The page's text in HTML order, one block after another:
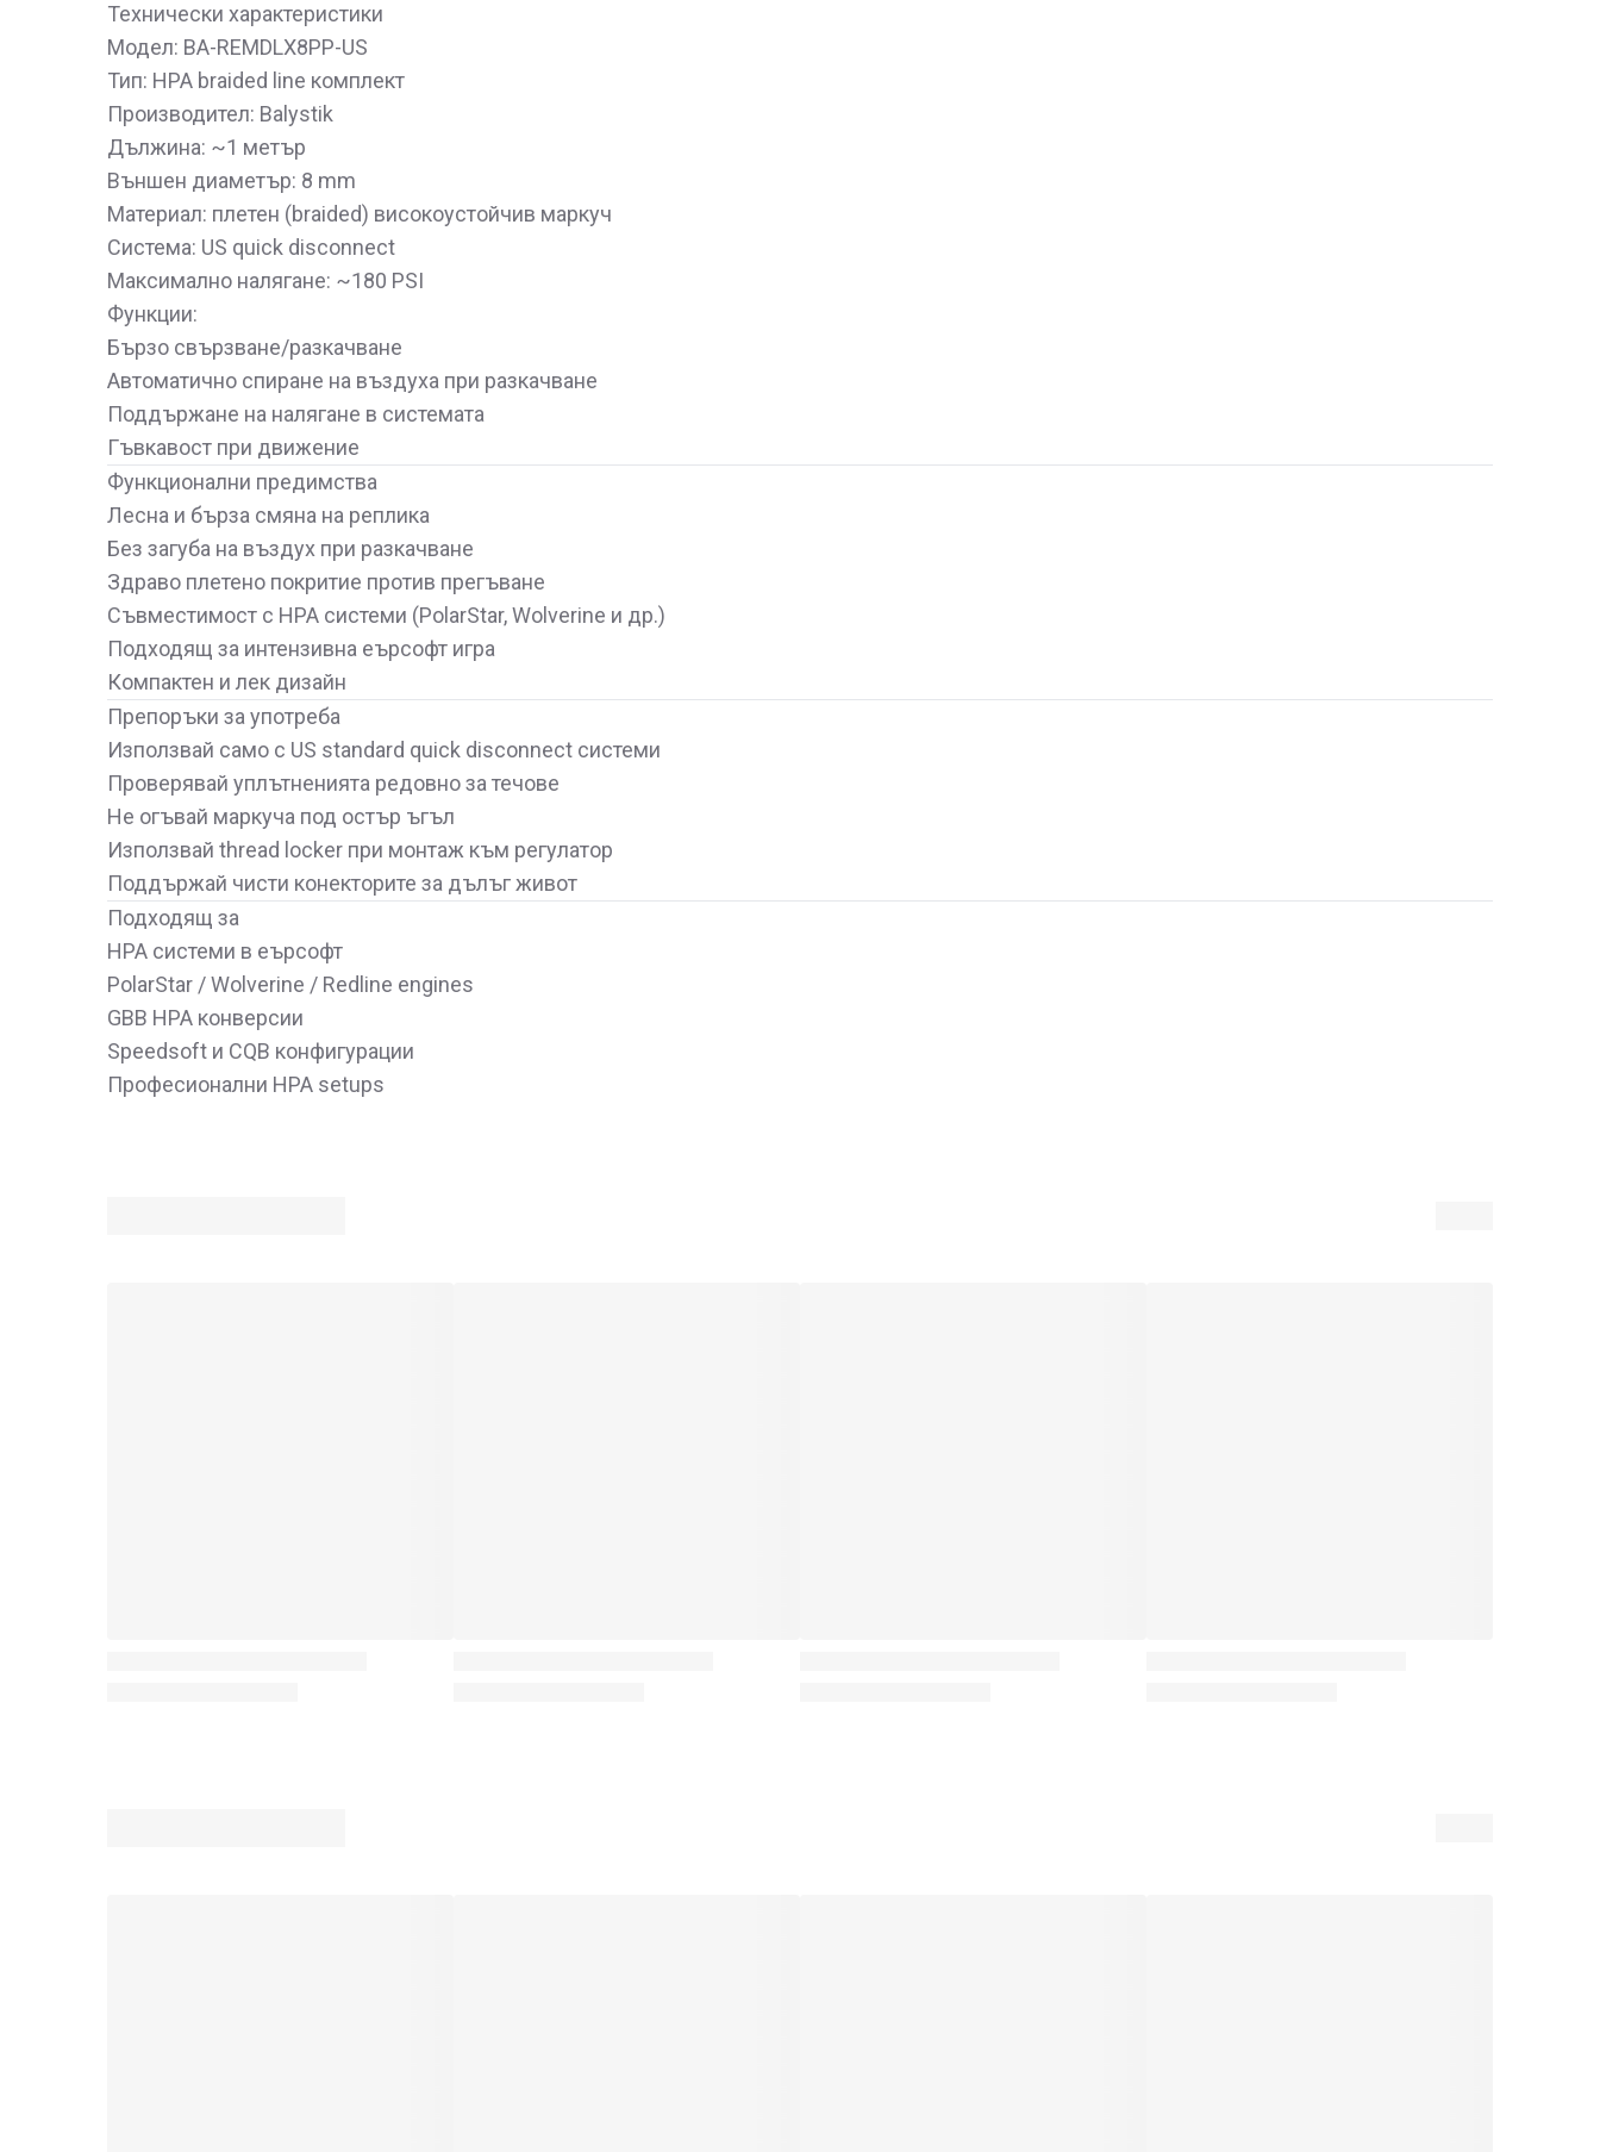
Технически характеристики
Модел: BA-REMDLX8PP-US
Тип: HPA braided line комплект
Производител: Balystik
Дължина: ~1 метър
Външен диаметър: 8 mm
Материал: плетен (braided) високоустойчив маркуч
Система: US quick disconnect
Максимално налягане: ~180 PSI
Функции:
Бързо свързване/разкачване
Автоматично спиране на въздуха при разкачване
Поддържане на налягане в системата
Гъвкавост при движение
Функционални предимства
Лесна и бърза смяна на реплика
Без загуба на въздух при разкачване
Здраво плетено покритие против прегъване
Съвместимост с HPA системи (PolarStar, Wolverine и др.)
Подходящ за интензивна еърсофт игра
Компактен и лек дизайн
Препоръки за употреба
Използвай само с US standard quick disconnect системи
Проверявай уплътненията редовно за течове
Не огъвай маркуча под остър ъгъл
Използвай thread locker при монтаж към регулатор
Поддържай чисти конекторите за дълъг живот
Подходящ за
HPA системи в еърсофт
PolarStar / Wolverine / Redline engines
GBB HPA конверсии
Speedsoft и CQB конфигурации
Професионални HPA setups